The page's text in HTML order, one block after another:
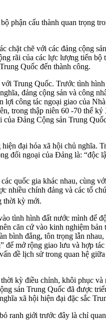
phận cấu thành quan trọng
chặt chẽ với các đảng cộng
rãi của các lực lượng tiến bộ
Quốc đến thành công.
Trung Quốc. Trước tình
đảng cộng sản và công
lợi công tác ngoại giao của
trong thập niên 60 -70 thế
của Đảng Cộng sản Trung
đại hóa xã hội chủ nghĩa.
đối ngoại của Đảng là: “độc
quốc gia khác nhau, cùng
nhiều chính đảng và các tổ
thời kỳ mới.
tình hình đất nước mình để
căn cứ vào kinh nghiệm bản
bình đẳng, tôn trọng lẫn
để mở rộng giao lưu và hợp
đề lịch sử trong quan hệ giữa
kỳ điều chỉnh, khôi phục
sản Trung Quốc đã được
xã hội hiện đại đặc sắc
ranh giới trước đây là chỉ